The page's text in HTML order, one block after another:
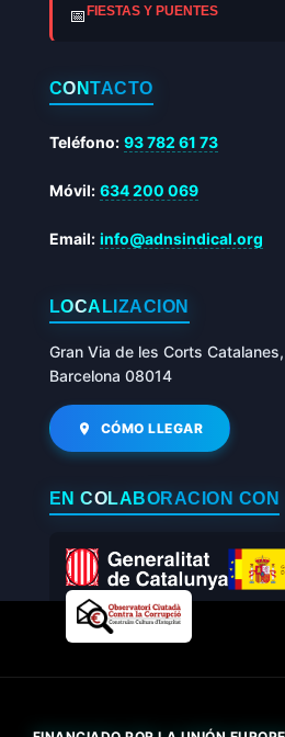
📅FIESTAS Y PUENTES
CONTACTO
Teléfono: 93 782 61 73
Móvil: 634 200 069
Email: info@adnsindical.org
LOCALIZACIÓN
Gran Via de les Corts
Barcelona 08014
CÓMO LLEGAR
EN COLABORACIÓN CON